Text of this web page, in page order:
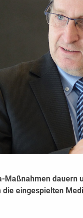
Maßnahmen dauern
die eingespielten